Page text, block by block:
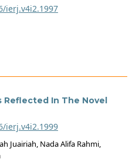
ierj.v4i2.1997
Reflected In The Novel
ierj.v4i2.1999
Juairiah, Nada Alifa Rahmi,